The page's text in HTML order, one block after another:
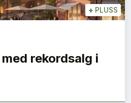
+ PLUSS
rekordsalg i